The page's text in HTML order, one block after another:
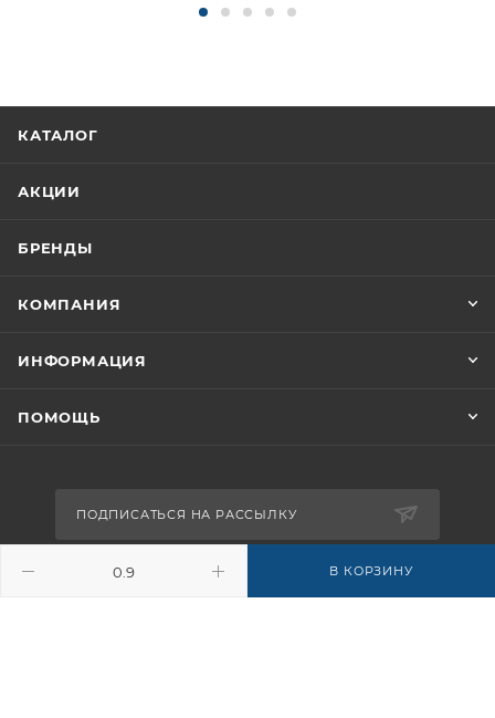
В КОРЗИНУ
КАТАЛОГ
АКЦИИ
БРЕНДЫ
КОМПАНИЯ
ИНФОРМАЦИЯ
ПОМОЩЬ
ПОДПИСАТЬСЯ НА РАССЫЛКУ
8-926-503-61-65